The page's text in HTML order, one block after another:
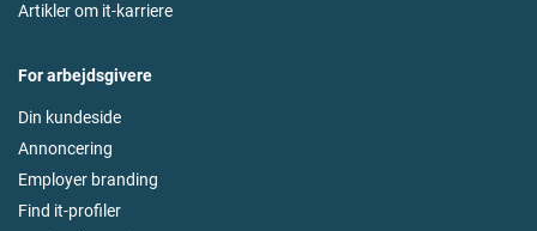
Artikler om it-karriere
For arbejdsgivere
Din kundeside
Annoncering
Employer branding
Find it-profiler